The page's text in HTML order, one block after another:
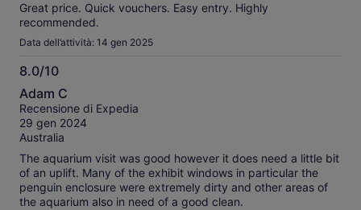
Great price. Quick vouchers. Easy entry. Highly
recommended.
Data dell’attività: 14 gen 2025
8.0/10
8.0
su
10
Adam C
Recensione di Expedia
29 gen 2024
Australia
The aquarium visit was good however it does need a little bit
of an uplift. Many of the exhibit windows in particular the
penguin enclosure were extremely dirty and other areas of
the aquarium also in need of a good clean.